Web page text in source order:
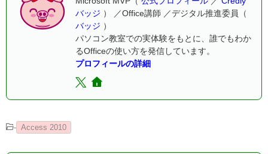
バッジ ） ／Office講師 ／デジタル推進委員（
バッジ ）
パソコン教室での実体験をもとに、誰でもわか
るOfficeの使い方を発信しています。
プロフィールの詳細
- Access 2010